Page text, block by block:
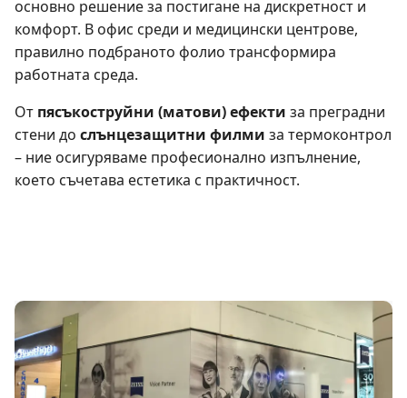
основно решение за постигане на дискретност и
комфорт. В офис среди и медицински центрове,
правилно подбраното фолио трансформира
работната среда.
От пясъкоструйни (матови) ефекти за преградни
стени до слънцезащитни филми за термоконтрол
– ние осигуряваме професионално изпълнение,
което съчетава естетика с практичност.